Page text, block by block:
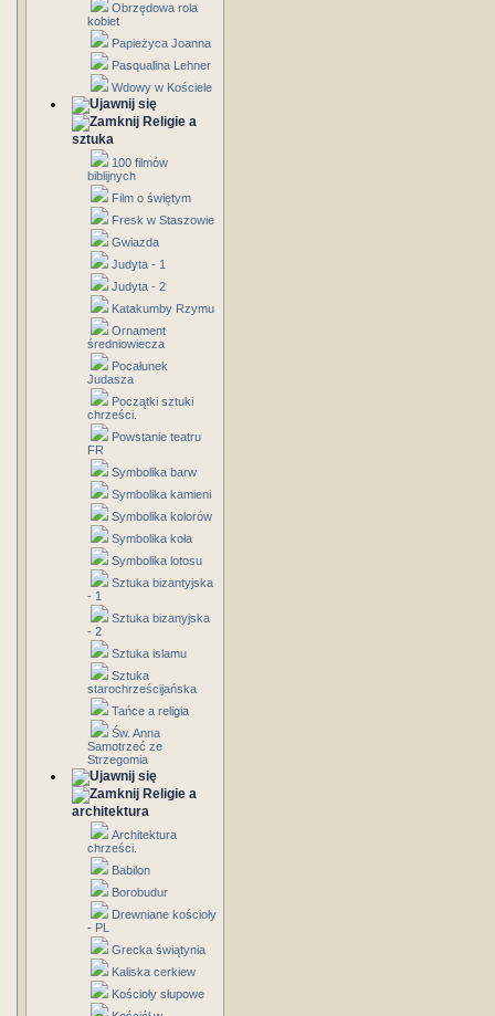
Obrzędowa rola
kobiet
Papieżyca Joanna
Pasqualina Lehner
Wdowy w Kościele
Religie a
sztuka
100 filmów
biblijnych
Film o świętym
Fresk w Staszowie
Gwiazda
Judyta - 1
Judyta - 2
Katakumby Rzymu
Ornament
średniowiecza
Pocałunek
Judasza
Początki sztuki
chrześci.
Powstanie teatru
FR
Symbolika barw
Symbolika kamieni
Symbolika kolorów
Symbolika koła
Symbolika lotosu
Sztuka bizantyjska
- 1
Sztuka bizanyjska
- 2
Sztuka islamu
Sztuka
starochrześcijańska
Tańce a religia
Św. Anna
Samotrzeć ze
Strzegomia
Religie a
architektura
Architektura
chrześci.
Babilon
Borobudur
Drewniane kościoły
- PL
Grecka świątynia
Kaliska cerkiew
Kościoły słupowe